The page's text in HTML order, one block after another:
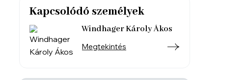
Kapcsolódó személyek
Windhager Károly Ákos
Megtekintés